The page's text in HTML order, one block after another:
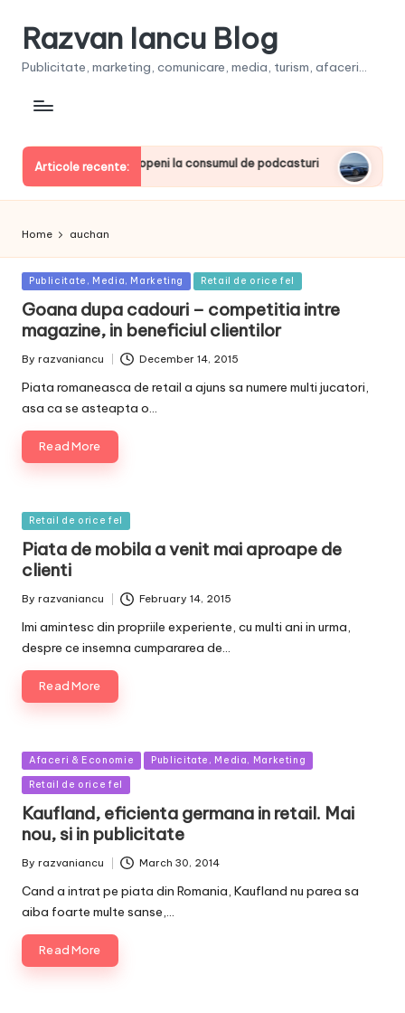
Razvan Iancu Blog
Publicitate, marketing, comunicare, media, turism, afaceri...
Articole recente:
printre liderii europeni la consumul de podcasturi Clienţii își
June 20,
Home auchan
Posted
Publicitate, Media, Marketing Retail de orice fel
Goana dupa cadouri – competitia intre
magazine, in beneficiul clientilor
Posted
By razvaniancu December 14, 2015
Piata romaneasca de retail a ajuns sa numere multi jucatori,
asa ca se asteapta o…
Read More
Posted
Retail de orice fel
Piata de mobila a venit mai aproape de
clienti
Posted
By razvaniancu February 14, 2015
Imi amintesc din propriile experiente, cu multi ani in urma,
despre ce insemna cumpararea de…
Read More
Posted
in
Afaceri & Economie Publicitate, Media, Marketing
Retail de orice fel
Kaufland, eficienta germana in retail. Mai
nou, si in publicitate
Posted
By razvaniancu March 30, 2014
Cand a intrat pe piata din Romania, Kaufland nu parea sa
aiba foarte multe sanse,…
Read More